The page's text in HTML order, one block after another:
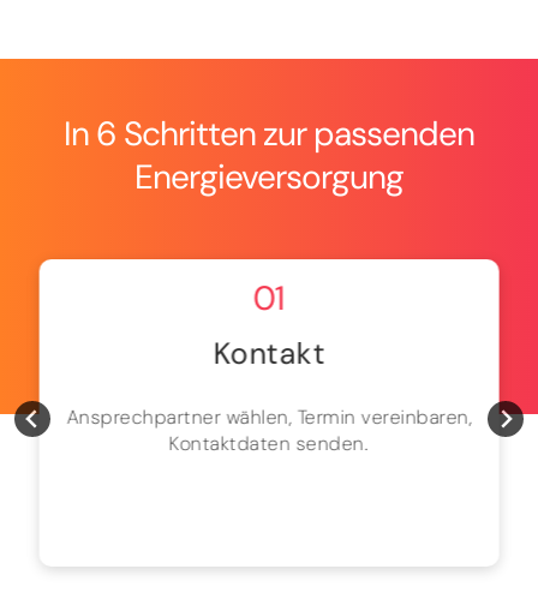
In 6 Schritten zur passenden
Energieversorgung
01
Kontakt
Ansprechpartner wählen, Termin vereinbaren,
Kontaktdaten senden.